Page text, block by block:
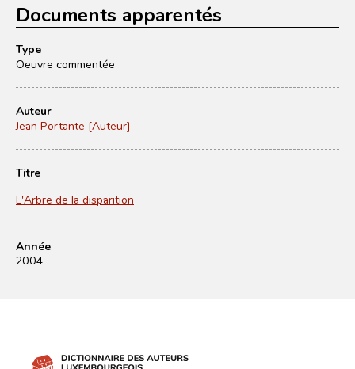
Documents apparentés
Type
Oeuvre commentée
Auteur
Jean Portante [Auteur]
Titre
L'Arbre de la disparition
Année
2004